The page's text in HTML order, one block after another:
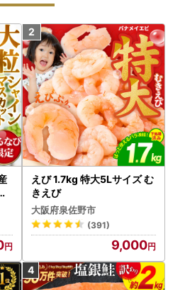
えび 1.7kg 特大5Lサイズ む
きえび
大阪府泉佐野市
(391)
9,000